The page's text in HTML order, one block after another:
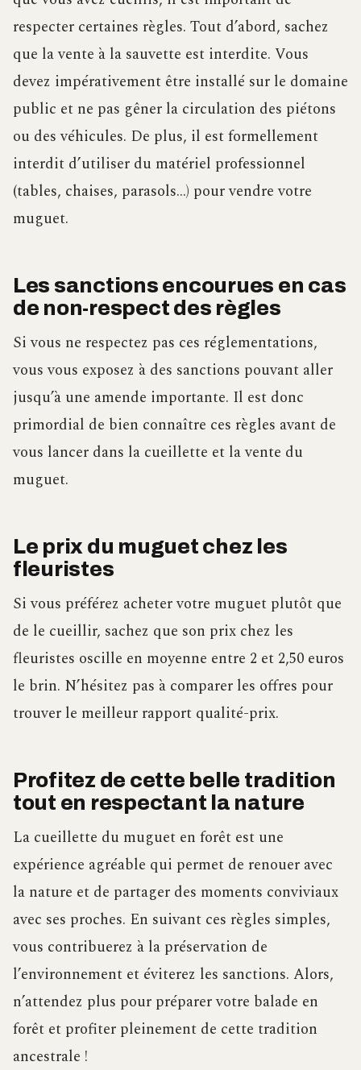
respecter certaines règles. Tout d’abord, sachez
que la vente à la sauvette est interdite. Vous
devez impérativement être installé sur le domaine
public et ne pas gêner la circulation des piétons
ou des véhicules. De plus, il est formellement
interdit d’utiliser du matériel professionnel
(tables, chaises, parasols…) pour vendre votre
muguet.
Les sanctions encourues en cas
de non-respect des règles
Si vous ne respectez pas ces réglementations,
vous vous exposez à des sanctions pouvant aller
jusqu’à une amende importante. Il est donc
primordial de bien connaître ces règles avant de
vous lancer dans la cueillette et la vente du
muguet.
Le prix du muguet chez les
fleuristes
Si vous préférez acheter votre muguet plutôt que
de le cueillir, sachez que son prix chez les
fleuristes oscille en moyenne entre 2 et 2,50 euros
le brin. N’hésitez pas à comparer les offres pour
trouver le meilleur rapport qualité-prix.
Profitez de cette belle tradition
tout en respectant la nature
La cueillette du muguet en forêt est une
expérience agréable qui permet de renouer avec
la nature et de partager des moments conviviaux
avec ses proches. En suivant ces règles simples,
vous contribuerez à la préservation de
l’environnement et éviterez les sanctions. Alors,
n’attendez plus pour préparer votre balade en
forêt et profiter pleinement de cette tradition
ancestrale !